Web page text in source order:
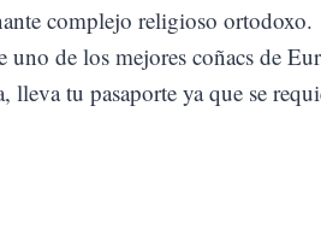
complejo religioso ortodoxo.
de los mejores coñacs de
tu pasaporte ya que se